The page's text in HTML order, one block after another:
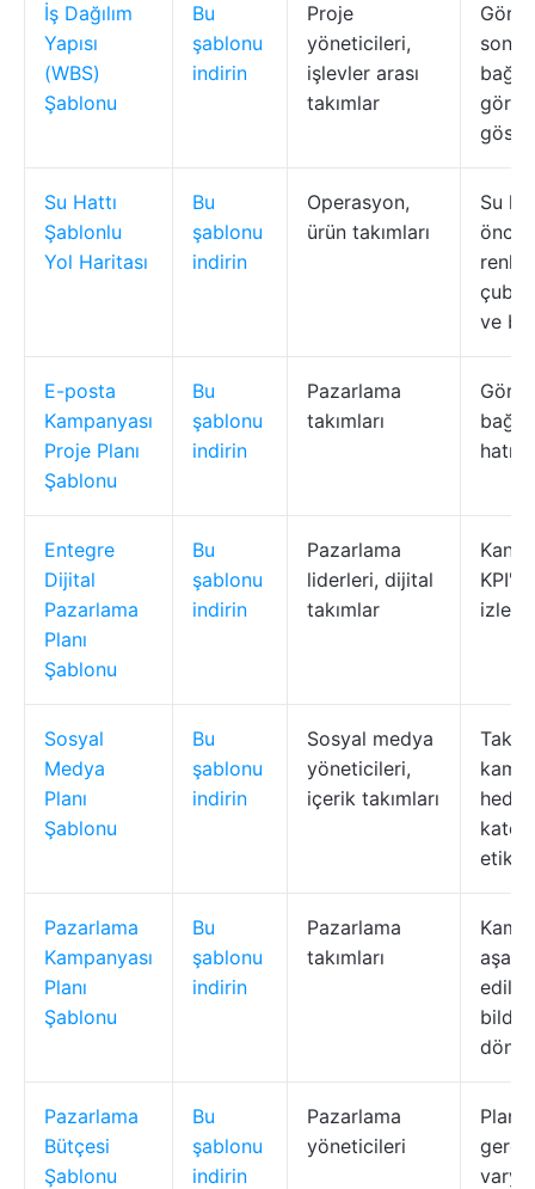
İş Dağılım
Yapısı
(WBS)
Şablonu
Bu
şablonu
indirin
Proje
yöneticileri,
işlevler arası
takımlar
son
görsel
Su Hattı
Şablonlu
Yol Haritası
Bu
şablonu
indirin
Operasyon,
ürün takımları
Su
renk
ve
E-posta
Kampanyası
Proje Planı
Şablonu
Bu
şablonu
indirin
Pazarlama
takımları
Entegre
Dijital
Pazarlama
Planı
Şablonu
Bu
şablonu
indirin
Pazarlama
liderleri, dijital
takımlar
Sosyal
Medya
Planı
Şablonu
Bu
şablonu
indirin
Sosyal medya
yöneticileri,
içerik takımları
Pazarlama
Kampanyası
Planı
Şablonu
Bu
şablonu
indirin
Pazarlama
takımları
Pazarlama
Bütçesi
Şablonu
Bu
şablonu
indirin
Pazarlama
yöneticileri